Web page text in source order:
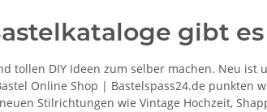
gibt
tollen DIY Ideen zum selber machen. Neu ist
Online Shop | Bastelspass24.de punkten
Stilrichtungen wie Vintage Hochzeit,